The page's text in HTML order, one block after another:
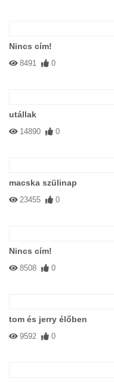
Nincs cím!
8491 0
utállak
14890 0
macska szülinap
23455 0
Nincs cím!
8508 0
tom és jerry élőben
9592 0